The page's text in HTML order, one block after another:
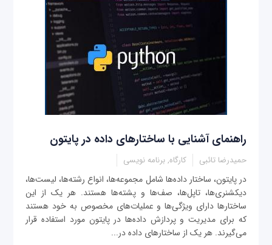
راهنمای آشنایی با ساختارهای داده در پایتون
حمیدرضا تائبی کارگاه, برنامه نویسی
در پایتون، ساختار داده‌ها شامل مجموعه‌ها، انواع رشته‌ها، لیست‌ها،
دیکشنری‌ها، تاپل‌ها، صف‌ها و پشته‌ها هستند. هر یک از این
ساختارها دارای ویژگی‌ها و عملیات‌های مخصوص به خود هستند
که برای مدیریت و پردازش داده‌ها در پایتون مورد استفاده قرار
می‌گیرند. هر یک از ساختارهای داده در...